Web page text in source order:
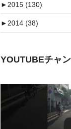
►2015 (130)
►2014 (38)
YOUTUBEチャ